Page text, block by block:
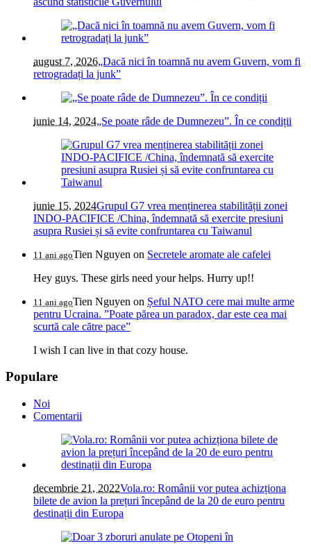
august 7, 2026„Dacă nici în toamnă nu avem Guvern, vom fi
retrogradați la junk”
iunie 14, 2024„Se poate râde de Dumnezeu”. În ce condiții
iunie 15, 2024Grupul G7 vrea menținerea stabilității zonei
INDO-PACIFICE /China, îndemnată să exercite presiuni
asupra Rusiei și să evite confruntarea cu Taiwanul
11 ani agoTien Nguyen on Secretele aromate ale cafelei
Hey guys. These girls need your helps. Hurry up!!
11 ani agoTien Nguyen on Șeful NATO cere mai multe arme
pentru Ucraina. ”Poate părea un paradox, dar este cea mai
scurtă cale către pace”
I wish I can live in that cozy house.
Populare
Noi
Comentarii
decembrie 21, 2022Vola.ro: Românii vor putea achizționa
bilete de avion la prețuri începând de la 20 de euro pentru
destinații din Europa